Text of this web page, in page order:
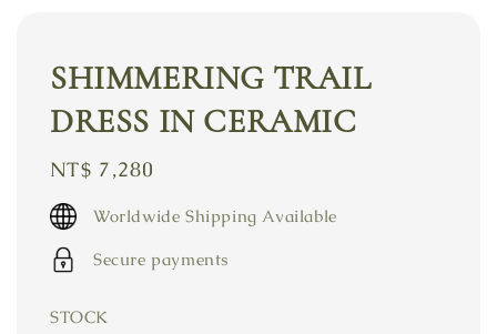
SHIMMERING TRAIL
DRESS IN CERAMIC
Regular
price
NT$ 7,280
Worldwide Shipping Available
Secure payments
STOCK